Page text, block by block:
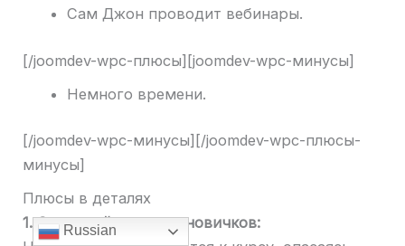
Сам Джон проводит вебинары.
[/joomdev-wpc-плюсы][joomdev-wpc-минусы]
Немного времени.
[/joomdev-wpc-минусы][/joomdev-wpc-плюсы-
минусы]
Плюсы в деталях
1. Отличный курс для новичков:
Russian